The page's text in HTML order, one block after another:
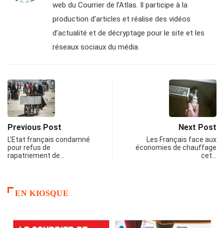
web du Courrier de l’Atlas. Il participe à la
production d’articles et réalise des vidéos
d’actualité et de décryptage pour le site et les
réseaux sociaux du média.
Previous Post
L’Etat français condamné
pour refus de
rapatriement de…
Next Post
Les Français face aux
économies de chauffage
cet…
EN KIOSQUE